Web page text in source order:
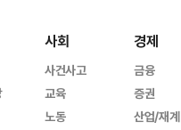
사회
사건사고
교육
노동
경제
금융
증권
산업/재계